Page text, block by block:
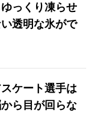
っくり凍らせ
透明な氷がで
スケート選手は
ら目が回らな